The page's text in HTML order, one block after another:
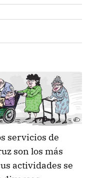
servicios de
son los más
actividades se